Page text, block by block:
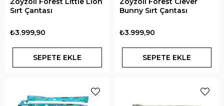
Sırt Çantası
₺3.999,90
SEPETE EKLE
Bunny Sırt Çantası
₺3.999,90
SEPETE EKLE